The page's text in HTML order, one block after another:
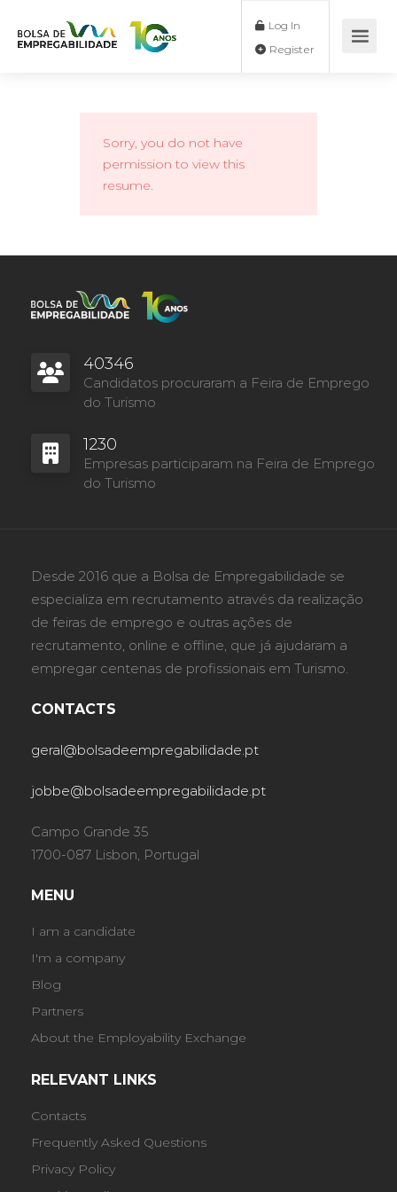
Log In
Sorry, you do not have
permission to view this
resume.
40346
Candidatos procuraram a Feira de Emprego
do Turismo
1230
Empresas participaram na Feira de Emprego
do Turismo
Desde 2016 que a Bolsa de Empregabilidade se
especializa em recrutamento através da realização
de feiras de emprego e outras ações de
recrutamento, online e offline, que já ajudaram a
empregar centenas de profissionais em Turismo.
CONTACTS
geral@bolsadeempregabilidade.pt
jobbe@bolsadeempregabilidade.pt
Campo Grande 35
1700-087 Lisbon, Portugal
MENU
I am a candidate
I'm a company
Blog
Partners
About the Employability Exchange
RELEVANT LINKS
Contacts
Frequently Asked Questions
Privacy Policy